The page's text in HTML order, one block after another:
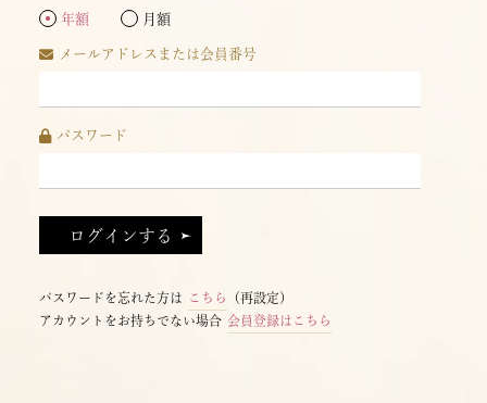
年額 月額
メールアドレスまたは会員番号
パスワード
パスワードを忘れた方は こちら
（再設定）
アカウントをお持ちでない場合 会員登録はこちら